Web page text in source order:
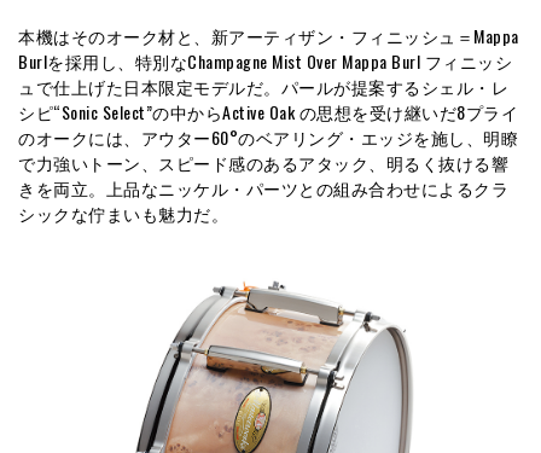
本機はそのオーク材と、新アーティザン・フィニッシュ＝Mappa
Burlを採用し、特別なChampagne Mist Over Mappa Burl フィニッシ
ュで仕上げた日本限定モデルだ。パールが提案するシェル・レ
シピ“Sonic Select”の中からActive Oak の思想を受け継いだ8プライ
のオークには、アウター60°のベアリング・エッジを施し、明瞭
で力強いトーン、スピード感のあるアタック、明るく抜ける響
きを両立。上品なニッケル・パーツとの組み合わせによるクラ
シックな佇まいも魅力だ。